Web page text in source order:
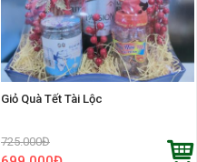
Giỏ Quà Tết Tài Lộc
725.000Đ